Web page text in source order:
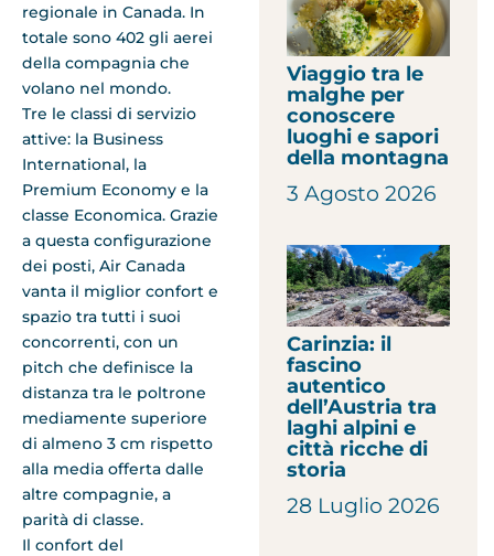
regionale in Canada. In
totale sono 402 gli aerei
della compagnia che
volano nel mondo.
Tre le classi di servizio
attive: la Business
International, la
Premium Economy e la
classe Economica. Grazie
a questa configurazione
dei posti, Air Canada
vanta il miglior confort e
spazio tra tutti i suoi
concorrenti, con un
pitch che definisce la
distanza tra le poltrone
mediamente superiore
di almeno 3 cm rispetto
alla media offerta dalle
altre compagnie, a
parità di classe.
Il confort del
Viaggio tra le
malghe per
conoscere
luoghi e sapori
della montagna
3 Agosto 2026
Carinzia: il
fascino
autentico
dell’Austria tra
laghi alpini e
città ricche di
storia
28 Luglio 2026